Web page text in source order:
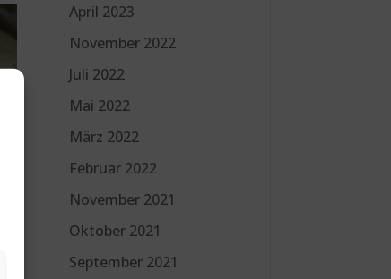
April 2023
November 2022
Juli 2022
Mai 2022
März 2022
Februar 2022
November 2021
Oktober 2021
September 2021